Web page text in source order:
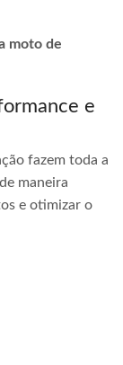
moto de
e
fazem toda a
maneira
e otimizar o